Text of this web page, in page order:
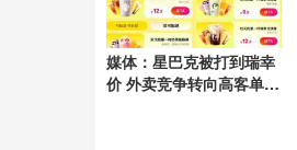
媒体：星巴克被打到瑞幸
价 外卖竞争转向高客单市